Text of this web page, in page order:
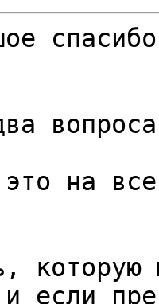
это на
которую
если